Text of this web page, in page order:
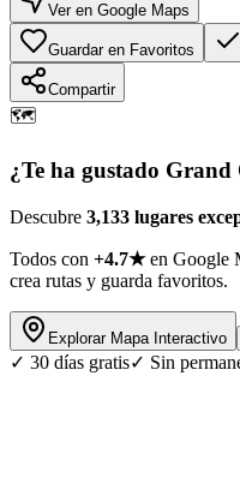
Ver en Google Maps
Guardar en Favoritos
Compartir
🗺️
¿Te ha gustado Grand
Descubre 3,133 lugares
Todos con +4.7★en Google
crea rutas y guarda favoritos.
Explorar Mapa Interactivo
✓ 30 días gratis✓ Sin